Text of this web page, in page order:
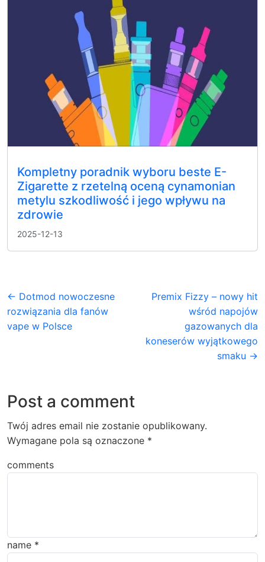
Kompletny poradnik wyboru beste E-
Zigarette z rzetelną oceną cynamonian
metylu szkodliwość i jego wpływu na
zdrowie
2025-12-13
← Dotmod nowoczesne
rozwiązania dla fanów
vape w Polsce
Premix Fizzy – nowy hit
wśród napojów
gazowanych dla
koneserów wyjątkowego
smaku →
Post a comment
Twój adres email nie zostanie opublikowany.
Wymagane pola są oznaczone *
comments
name *